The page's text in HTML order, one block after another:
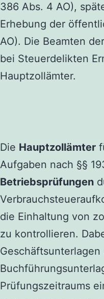
386 Abs. 4 AO),
Erhebung der
AO). Die Beamten
bei Steuerdelikten
Hauptzollämter.
Die Hauptzollämter
Aufgaben nach §§
Betriebsprüfungen
die Einhaltung von
zu kontrollieren.
Geschäftsunterlagen
Prüfungszeitraums